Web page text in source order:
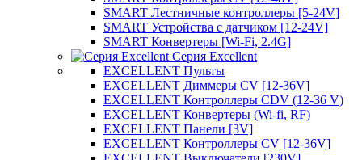
SMART Лестничные контроллеры [5-24V]
SMART Устройства с датчиком [12-24V]
SMART Конвертеры [Wi-Fi, 2.4G]
Серия Excellent
EXCELLENT Пульты
EXCELLENT Диммеры CV [12-36V]
EXCELLENT Контроллеры CDV (12-36 V)
EXCELLENT Конвертеры (Wi-fi, RF)
EXCELLENT Панели [3V]
EXCELLENT Контроллеры CV [12-36V]